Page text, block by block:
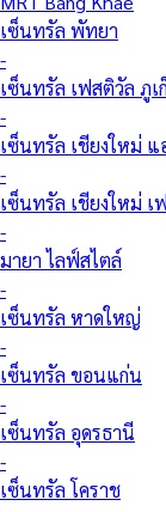
เซ็นทรัล พัทยา
-
เซ็นทรัล เฟสติวัล ภูเ
-
เซ็นทรัล เชียงใหม่
-
เซ็นทรัล เชียงใหม่ เ
-
มายา ไลฟ์สไตล์
-
เซ็นทรัล หาดใหญ่
-
เซ็นทรัล ขอนแก่น
-
เซ็นทรัล อุดรธานี
-
เซ็นทรัล โคราช